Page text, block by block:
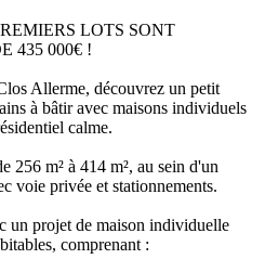
LOTS SONT
435 000€ !
Allerme, découvrez un petit
à bâtir avec maisons individuels
calme.
256 m² à 414 m², au sein d'un
voie privée et stationnements.
un projet de maison individuelle
comprenant :